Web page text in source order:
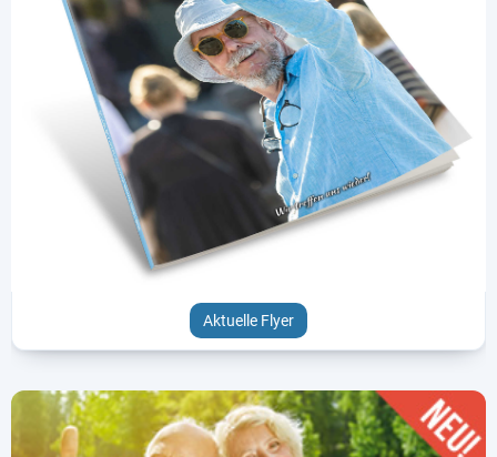
Aktuelle Flyer